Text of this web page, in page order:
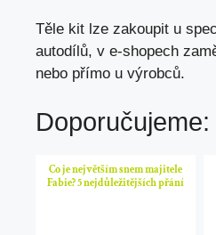
Těle kit lze zakoupit u
autodílů, v e-shopech
nebo přímo u výrobců.
Doporučujeme:
Co je největším snem majitele
Fabie? 5 nejdůležitějších přání